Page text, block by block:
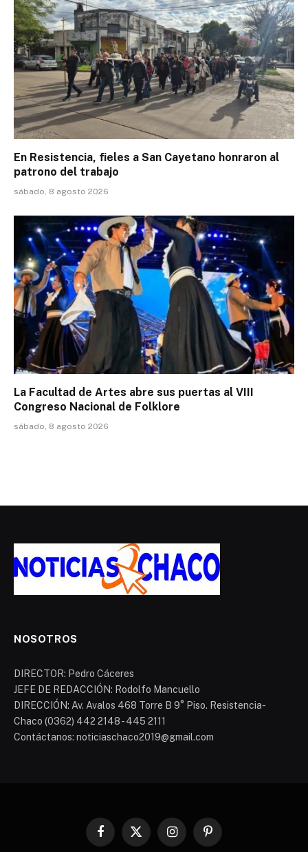
En Resistencia, fieles a San Cayetano honraron al
patrono del trabajo
sábado, 8 agosto 2026
La Facultad de Artes abre sus puertas al VIII
Congreso Nacional de Folklore
sábado, 8 agosto 2026
NOSOTROS
DIRECTOR: Pedro Cáceres
JEFE DE REDACCIÓN: Rodolfo Mancuello
DIRECCIÓN: Av. Avalos 468 Torre B 9° Piso. Resistencia-
Chaco (0362) 442 2148 - 445 2111
Contáctanos: noticiaschaco2019@gmail.com
Facebook
X
InstagramPinterest